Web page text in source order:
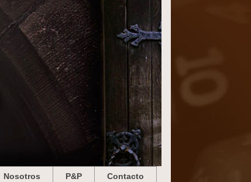
Nosotros P&P Contacto